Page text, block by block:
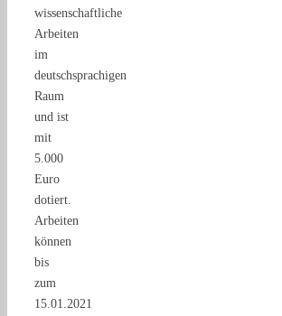
wissenschaftliche
Arbeiten
im
deutschsprachigen
Raum
und ist
mit
5.000
Euro
dotiert.
Arbeiten
können
bis
zum
15.01.2021